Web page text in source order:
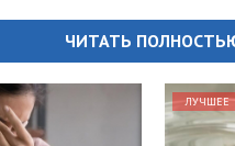
ЧИТАТЬ
ЛУЧШЕЕ